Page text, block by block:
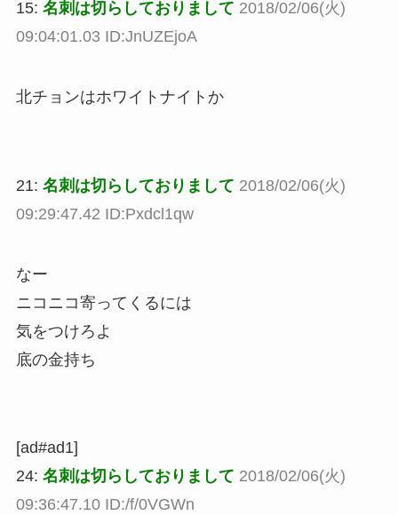
15: 名刺は切らしておりまして 2018/02/06(火)
09:04:01.03 ID:JnUZEjoA
北チョンはホワイトナイトか
21: 名刺は切らしておりまして 2018/02/06(火)
09:29:47.42 ID:Pxdcl1qw
なー
ニコニコ寄ってくるには
気をつけろよ
底の金持ち
[ad#ad1]
24: 名刺は切らしておりまして 2018/02/06(火)
09:36:47.10 ID:/f/0VGWn